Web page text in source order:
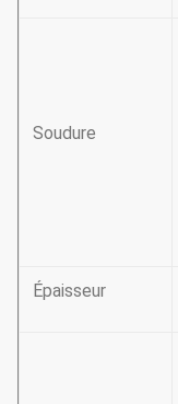
Soudure
Épaisseur